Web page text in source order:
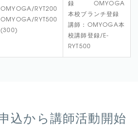
OMYOGA/RYT200
OMYOGA/RYT500
(300)
録 OMYOGA
本校ブランチ登録
講師：OMYOGA本
校講師登録/E-
RYT500
込から講師活動開始